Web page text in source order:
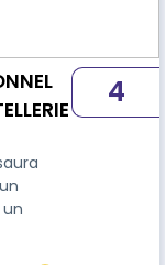
4